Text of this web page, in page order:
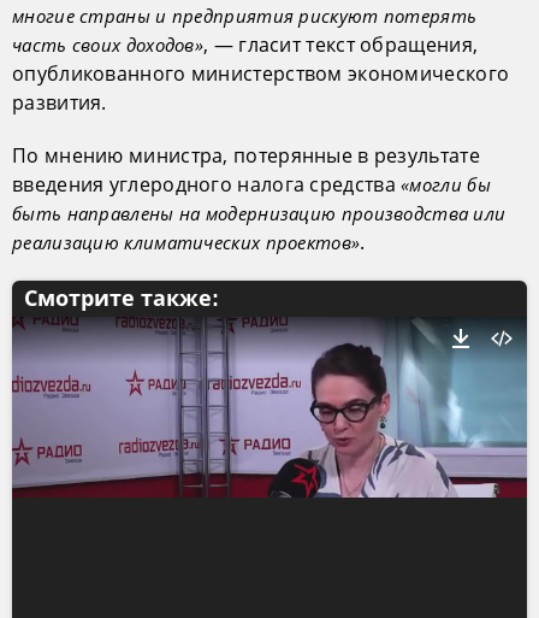
многие страны и предприятия рискуют потерять
часть своих доходов», — гласит текст обращения,
опубликованного министерством экономического
развития.
По мнению министра, потерянные в результате
введения углеродного налога средства«могли бы
быть направлены на модернизацию производства или
реализацию климатических проектов».
Смотрите также: